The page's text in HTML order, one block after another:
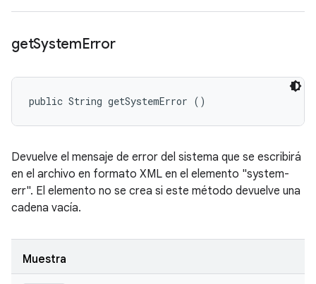
getSystemError
public String getSystemError ()
Devuelve el mensaje de error del sistema que se escribirá
en el archivo en formato XML en el elemento "system-
err". El elemento no se crea si este método devuelve una
cadena vacía.
Muestra